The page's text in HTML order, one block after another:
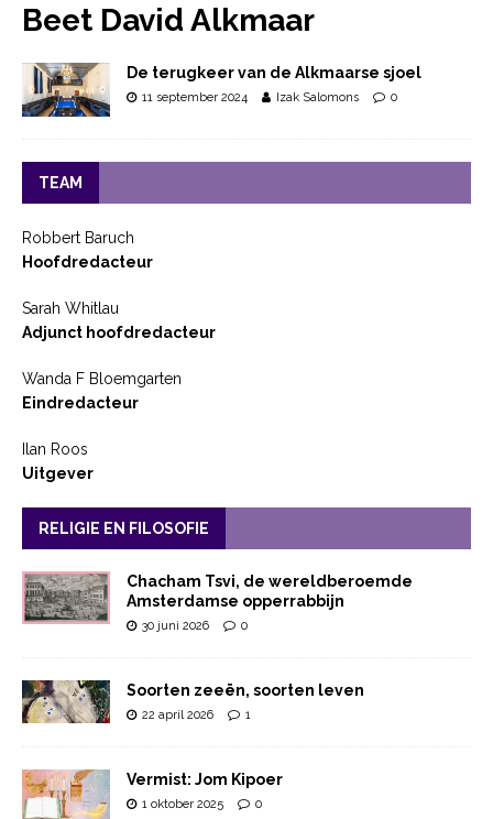
Beet David Alkmaar
De terugkeer van de Alkmaarse sjoel
11 september 2024 Izak Salomons 0
TEAM
Robbert Baruch
Hoofdredacteur
Sarah Whitlau
Adjunct hoofdredacteur
Wanda F Bloemgarten
Eindredacteur
Ilan Roos
Uitgever
RELIGIE EN FILOSOFIE
Chacham Tsvi, de wereldberoemde
Amsterdamse opperrabbijn
30 juni 2026 0
Soorten zeeën, soorten leven
22 april 2026 1
Vermist: Jom Kipoer
1 oktober 2025 0